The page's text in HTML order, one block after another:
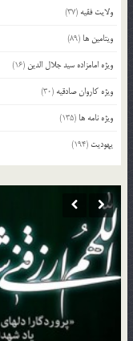
ولایت فقیه (37)
ویتامین ها (89)
ویژه امامزاده سید جلال الدین (16)
ویژه کاروان صادقیه (30)
ویژه نامه ها (135)
یهودیت (194)